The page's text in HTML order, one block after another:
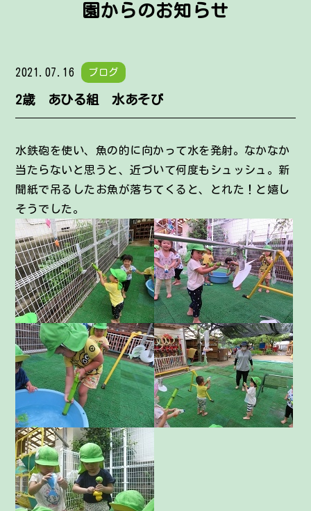
園からのお知らせ
2021.07.16 ブログ
2歳 あひる組 水あそび
水鉄砲を使い、魚の的に向かって水を発射。なかなか
当たらないと思うと、近づいて何度もシュッシュ。新
聞紙で吊るしたお魚が落ちてくると、とれた！と嬉し
そうでした。